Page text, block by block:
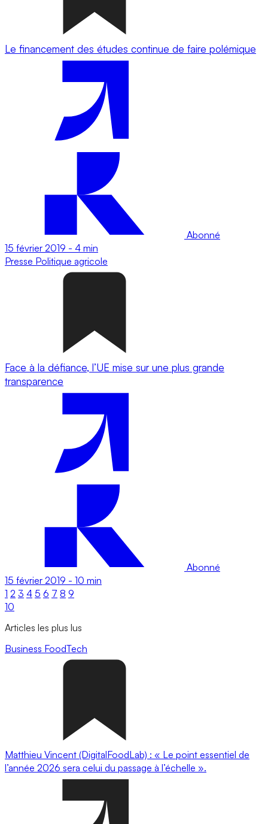
Le financement des études continue de faire polémique
Abonné
15 février 2019 - 4 min
Presse Politique agricole
Face à la défiance, l’UE mise sur une plus grande
transparence
Abonné
15 février 2019 - 10 min
1 2 3 4 5 6 7 8 9
10
Articles les plus lus
Business FoodTech
Matthieu Vincent (DigitalFoodLab) : « Le point essentiel de
l’année 2026 sera celui du passage à l’échelle ».